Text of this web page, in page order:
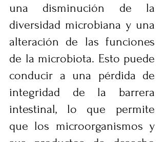
una disminución de la
diversidad microbiana y una
alteración de las funciones
de la microbiota. Esto puede
conducir a una pérdida de
integridad de la barrera
intestinal, lo que permite
que los microorganismos y